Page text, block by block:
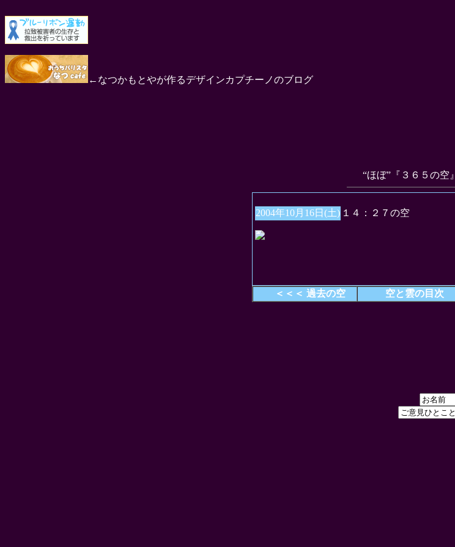
←なつかもとやが作るデザインカプチーノのブログ
“ほぼ”『３６５の空』
2004年10月16日(土) １４：２７の空
＜＜＜ 過去の空 空と雲の目次